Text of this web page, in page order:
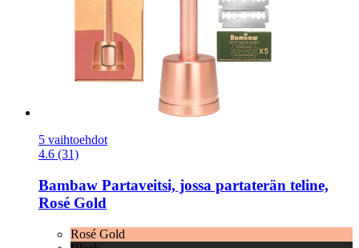
5 vaihtoehdot
4.6 (31)
Bambaw Partaveitsi, jossa partaterän teline,
Rosé Gold
Rosé Gold